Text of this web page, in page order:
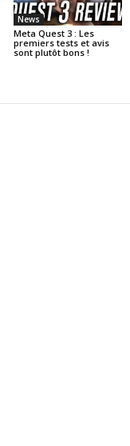
News
Meta Quest 3 : Les
premiers tests et avis
sont plutôt bons !